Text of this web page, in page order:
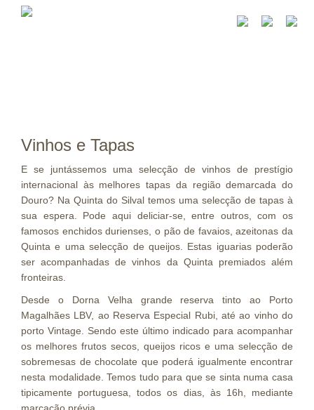
Vinhos e Tapas
E se juntássemos uma selecção de vinhos de prestígio
internacional às melhores tapas da região demarcada do
Douro? Na Quinta do Silval temos uma selecção de tapas à
sua espera. Pode aqui deliciar-se, entre outros, com os
famosos enchidos durienses, o pão de favaios, azeitonas da
Quinta e uma selecção de queijos. Estas iguarias poderão
ser acompanhadas de vinhos da Quinta premiados além
fronteiras.
Desde o Dorna Velha grande reserva tinto ao Porto
Magalhães LBV, ao Reserva Especial Rubi, até ao vinho do
porto Vintage. Sendo este último indicado para acompanhar
os melhores frutos secos, queijos ricos e uma selecção de
sobremesas de chocolate que poderá igualmente encontrar
nesta modalidade. Temos tudo para que se sinta numa casa
tipicamente portuguesa, todos os dias, às 16h, mediante